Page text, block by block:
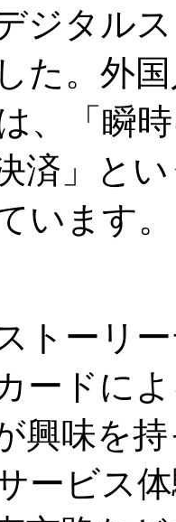
ジタル
た。外
、「瞬
済」と
います。
トーリ
ードに
興味を
ービス